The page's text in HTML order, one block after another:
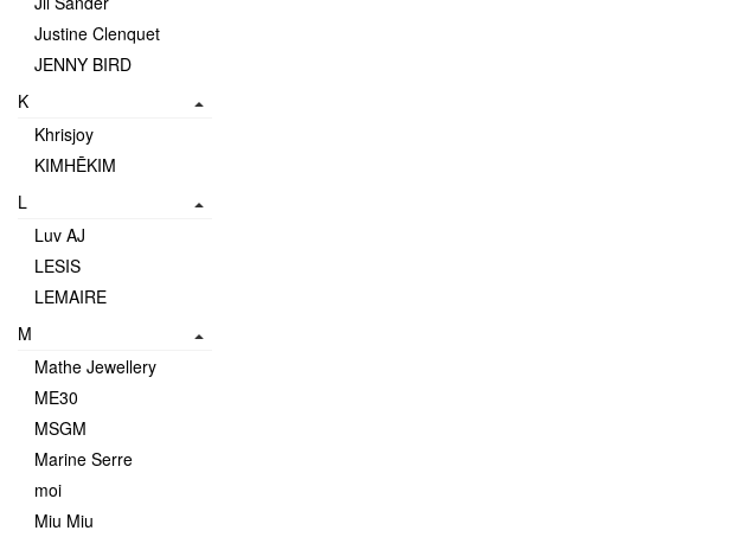
Justine Clenquet
JENNY BIRD
K
Khrisjoy
KIMHĒKIM
L
Luv AJ
LESIS
LEMAIRE
M
Mathe Jewellery
ME30
MSGM
Marine Serre
moi
Miu Miu